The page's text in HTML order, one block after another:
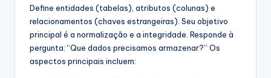
Define entidades (tabelas), atributos (colunas) e
relacionamentos (chaves estrangeiras). Seu objetivo
principal é a normalização e a integridade. Responde à
pergunta: “Que dados precisamos armazenar?” Os
aspectos principais incluem: